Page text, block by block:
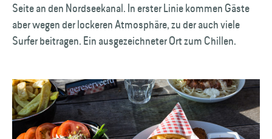
Seite an den Nordseekanal. In erster Linie kommen Gäste
aber wegen der lockeren Atmosphäre, zu der auch viele
Surfer beitragen. Ein ausgezeichneter Ort zum Chillen.